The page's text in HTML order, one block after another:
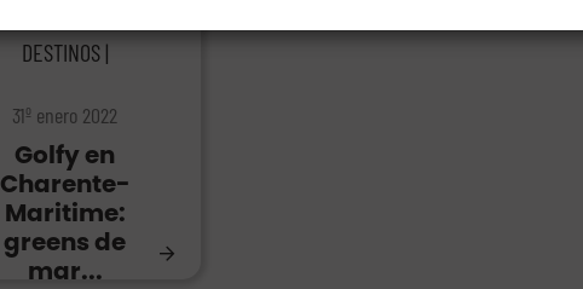
DESTINOS |
31º enero 2022
Golfy en
Charente-
Maritime:
greens de
mar...